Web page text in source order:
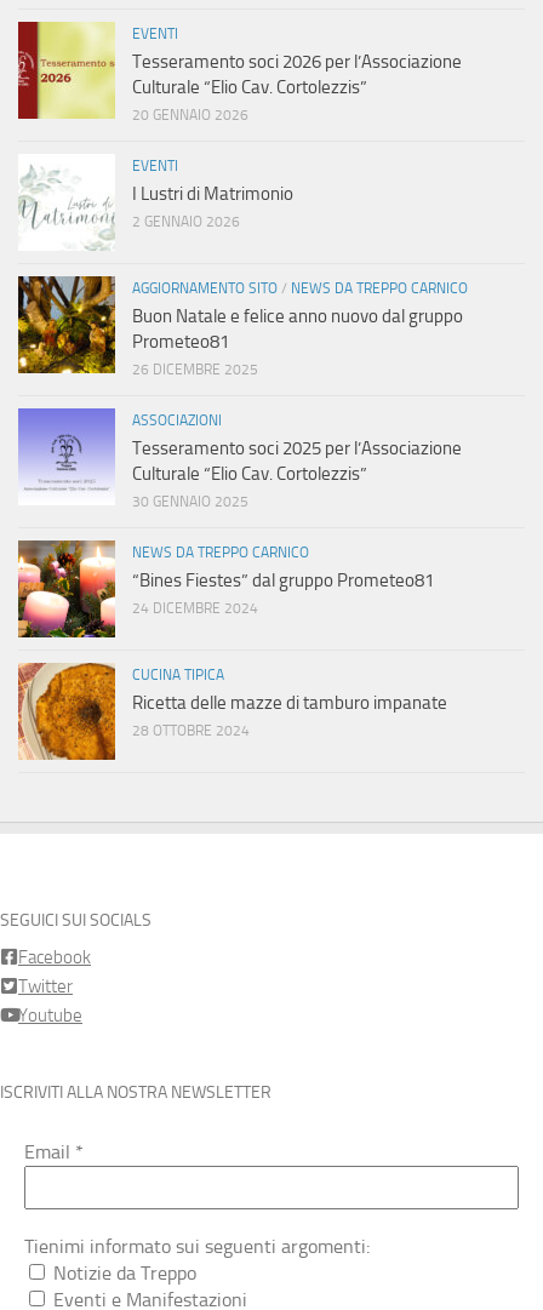
EVENTI
Tesseramento soci 2026 per l’Associazione
Culturale “Elio Cav. Cortolezzis”
20 GENNAIO 2026
EVENTI
I Lustri di Matrimonio
2 GENNAIO 2026
AGGIORNAMENTO SITO / NEWS DA TREPPO CARNICO
Buon Natale e felice anno nuovo dal gruppo
Prometeo81
26 DICEMBRE 2025
ASSOCIAZIONI
Tesseramento soci 2025 per l’Associazione
Culturale “Elio Cav. Cortolezzis”
30 GENNAIO 2025
NEWS DA TREPPO CARNICO
“Bines Fiestes” dal gruppo Prometeo81
24 DICEMBRE 2024
CUCINA TIPICA
Ricetta delle mazze di tamburo impanate
28 OTTOBRE 2024
SEGUICI SUI SOCIALS
Facebook
Twitter
Youtube
ISCRIVITI ALLA NOSTRA NEWSLETTER
Email *
Tienimi informato sui seguenti argomenti:
Notizie da Treppo
Eventi e Manifestazioni